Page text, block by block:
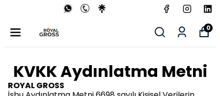
0
KVKK Aydınlatma Metni
ROYAL GROSS